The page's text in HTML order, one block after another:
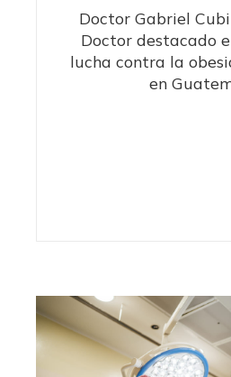
Doctor Gabriel
Doctor destacado
lucha contra la
en